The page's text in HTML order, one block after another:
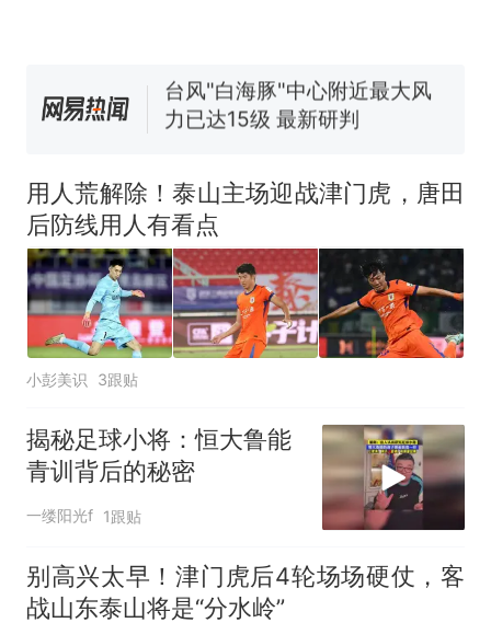
佛山一中学招聘物理教师，笔
试前13名均遭淘汰？教育局：
核查
官方通报
享界G9车型预售价公布：
43.98万起
热 那个在床头放菜刀的女孩，
因老师一句“跟我回家”改写了
人生
用人荒解除！泰山主场迎战津门虎，唐田
后防线用人有看点
小彭美识 3跟贴
揭秘足球小将：恒大鲁能
青训背后的秘密
一缕阳光f 1跟贴
别高兴太早！津门虎后4轮场场硬仗，客
战山东泰山将是“分水岭”